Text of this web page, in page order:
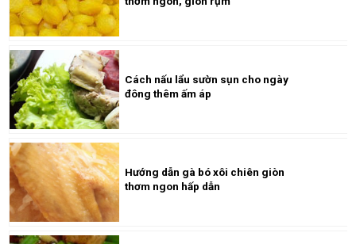
Cách nấu lẩu sườn sụn cho ngày
đông thêm ấm áp
Hướng dẫn gà bó xôi chiên giòn
thơm ngon hấp dẫn